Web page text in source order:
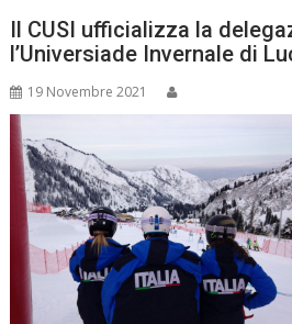
Il CUSI ufficializza la
l’Universiade Invernale di
19 Novembre 2021